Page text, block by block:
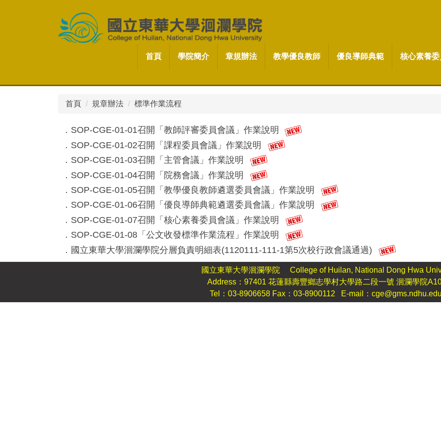
首頁 學院簡介 章規辦法 教學優良教師 優良導師典範 核心素養
首頁 規章辦法 標準作業流程
． SOP-CGE-01-01召開「教師評審委員會議」作業說明
． SOP-CGE-01-02召開「課程委員會議」作業說明
． SOP-CGE-01-03召開「主管會議」作業說明
． SOP-CGE-01-04召開「院務會議」作業說明
． SOP-CGE-01-05召開「教學優良教師遴選委員會議」作業說明
． SOP-CGE-01-06召開「優良導師典範遴選委員會議」作業說明
． SOP-CGE-01-07召開「核心素養委員會議」作業說明
． SOP-CGE-01-08「公文收發標準作業流程」作業說明
． 國立東華大學洄瀾學院分層負責明細表(1120111-111-1第5次校行政會議通過)
國立東華大學洄瀾學院 College of Huilan, National Dong Hwa
Address：97401 花蓮縣壽豐鄉志學村大學路二段一號 洄瀾學院
Tel：03-8906658 Fax：03-8900112 E-mail：